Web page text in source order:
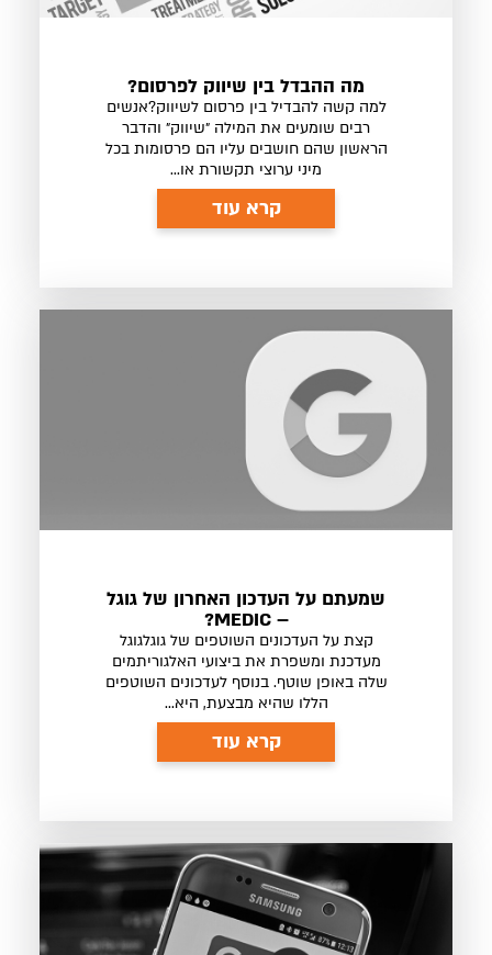
מה ההבדל בין שיווק לפרסום?
למה קשה להבדיל בין פרסום לשיווק?אנשים
רבים שומעים את המילה ״שיווק״ והדבר
הראשון שהם חושבים עליו הם פרסומות בכל
מיני ערוצי תקשורת או...
קרא עוד
שמעתם על העדכון האחרון של גוגל
– MEDIC?
קצת על העדכונים השוטפים של גוגלגוגל
מעדכנת ומשפרת את ביצועי האלגוריתמים
שלה באופן שוטף. בנוסף לעדכונים השוטפים
הללו שהיא מבצעת, היא...
קרא עוד